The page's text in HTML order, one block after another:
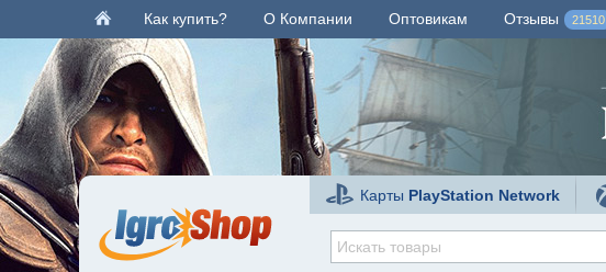
Как купить? О Компании Оптовикам Отзывы 21510
Карты PlayStation Network